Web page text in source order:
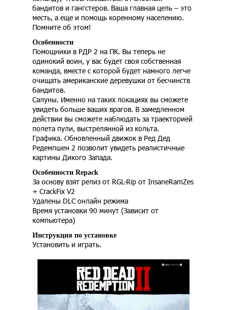
бандитов и гангстеров. Ваша главная цель – это
месть, а еще и помощь коренному населению.
Помните об этом!
Особенности
Помощники в РДР 2 на ПК. Вы теперь не
одинокий воин, у вас будет своя собственная
команда, вместе с которой будет намного легче
очищать американские деревушки от бесчинств
бандитов.
Салуны. Именно на таких локациях вы сможете
увидеть больше ваших врагов. В замедленном
действии вы сможете наблюдать за траекторией
полета пули, выстрелянной из кольта.
Графика. Обновленный движок в Ред Дед
Редемпшен 2 позволит увидеть реалистичные
картины Дикого Запада.
Особенности Repack
За основу взят релиз от RGL-Rip от InsaneRamZes
+ CrackFix V2
Удалены DLC онлайн режима
Время установки 90 минут (Зависит от
компьютера)
Инструкция по установке
Установить и играть.